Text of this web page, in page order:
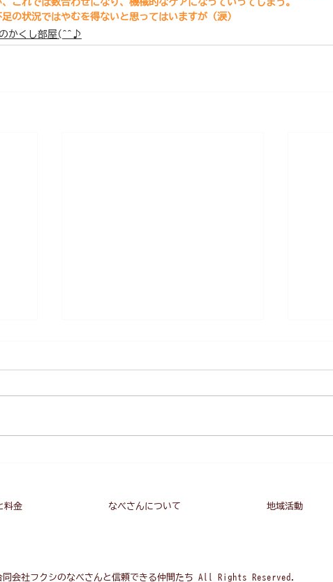
これでは数合わせになり、機械的なケアになっていってしまう。
の状況ではやむを得ないと思ってはいますが（涙）
かくし部屋(^^♪
無関
料金 なべさんについて 地域活動
会社フクシのなべさんと信頼できる仲間たち All Rights Reserved.